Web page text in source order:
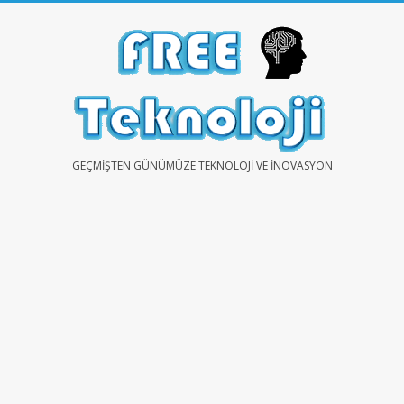
FREEGEÇMIŞTEN GÜNÜMÜZE TEKNOLOJI VE İNOVASYON